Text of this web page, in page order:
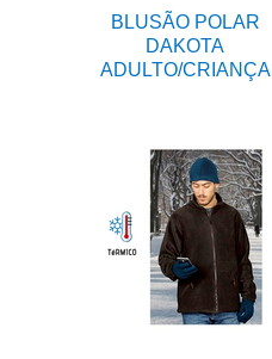
BLUSÃO POLAR
DAKOTA
ADULTO/CRIANÇA